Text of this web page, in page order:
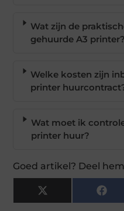
Wat zijn de
gehuurde A3 printer?
Welke kosten zijn
printer
Wat moet ik
printer huur?
Goed artikel? Deel
X
(Twitter)